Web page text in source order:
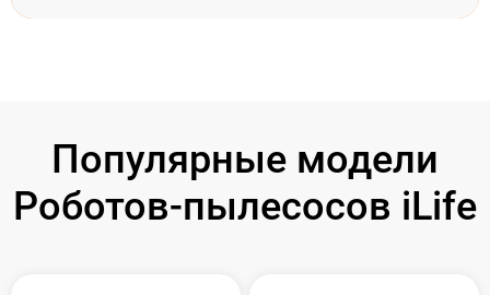
Популярные модели
Роботов-пылесосов iLife